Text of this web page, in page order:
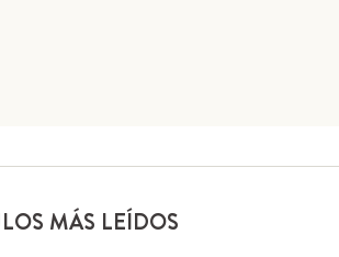
MÁS LEÍDOS